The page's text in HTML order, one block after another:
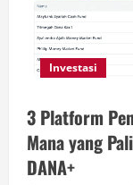
Investasi
3 Platform
Mana yang
DANA+